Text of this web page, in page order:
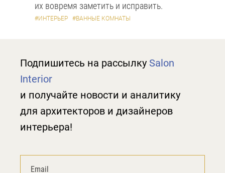
их вовремя заметить и исправить.
#ИНТЕРЬЕР #ВАННЫЕ КОМНАТЫ
Подпишитесь на рассылку Salon
Interior
и получайте новости и аналитику
для архитекторов и дизайнеров
интерьера!